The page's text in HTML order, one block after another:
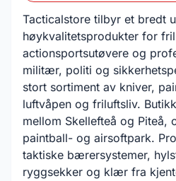
Tacticalstore tilbyr et bredt
høykvalitetsprodukter for
actionsportsutøvere og
militær, politi og
stort sortiment av kniver,
luftvåpen og friluftsliv.
mellom Skellefteå og Piteå,
paintball- og airsoftpark.
taktiske bærersystemer,
ryggsekker og klær fra